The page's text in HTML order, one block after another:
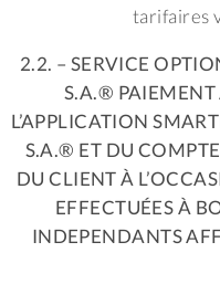
tarifaires
2.2. – SERVICE
S.A.® PAIEMENT
L’APPLICATION
S.A.® ET DU
DU CLIENT À
EFFECTUÉES À
INDEPENDANTS